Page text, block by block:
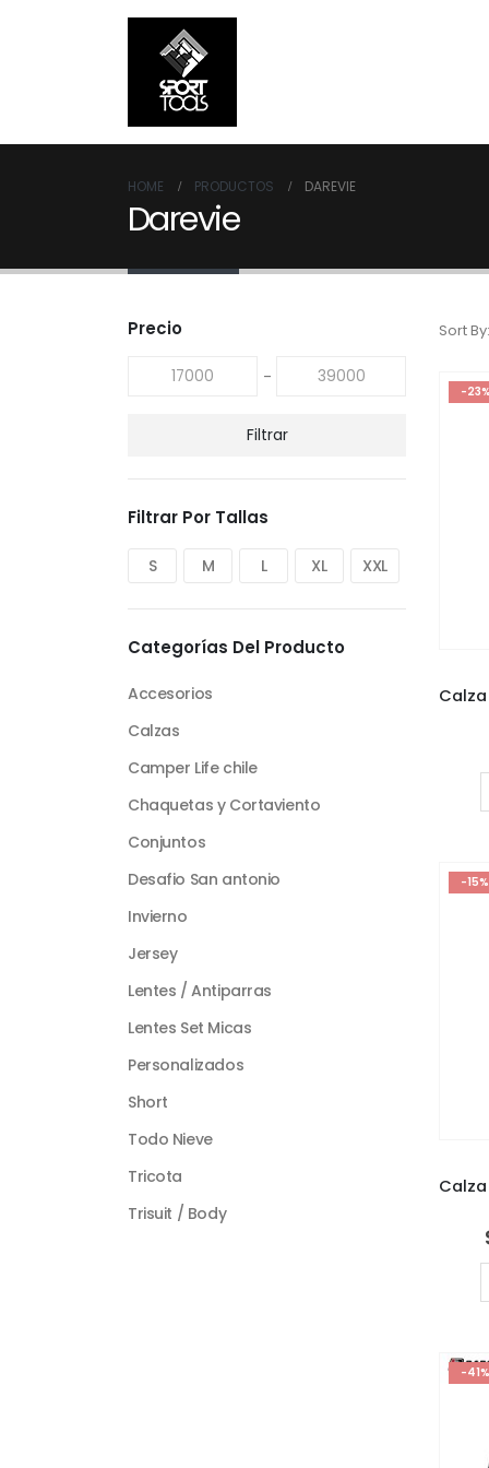
HOME PRODUCTOS DAREVIE
Darevie
Sort By:
-
-15%
-41%
Precio
-
Filtrar
Filtrar Por Tallas
S M L XL XXL
Categorías Del Producto
Accesorios
Calzas
Camper Life chile
Chaquetas y Cortaviento
Conjuntos
Desafio San antonio
Invierno
Jersey
Lentes / Antiparras
Lentes Set Micas
Personalizados
Short
Todo Nieve
Tricota
Trisuit / Body